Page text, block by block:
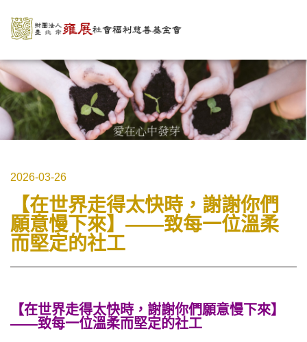
2026-03-26
【在世界走得太快時，謝謝你們
願意慢下來】——致每一位溫柔
而堅定的社工
【在世界走得太快時，謝謝你們願意慢下來】
——致每一位溫柔而堅定的社工